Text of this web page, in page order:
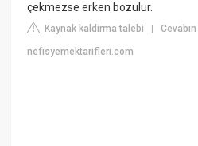
çekmezse erken bozulur.
Kaynak kaldırma talebi |
nefisyemektarifleri.com